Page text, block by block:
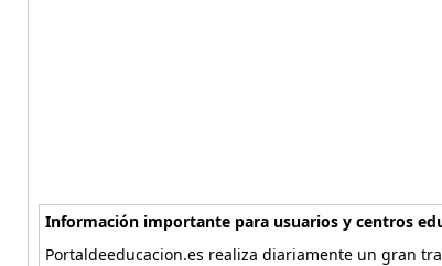
Información importante para usuarios y centros
Portaldeeducacion.es realiza diariamente un gran